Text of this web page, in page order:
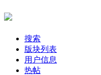
搜索
版块列表
用户信息
热帖